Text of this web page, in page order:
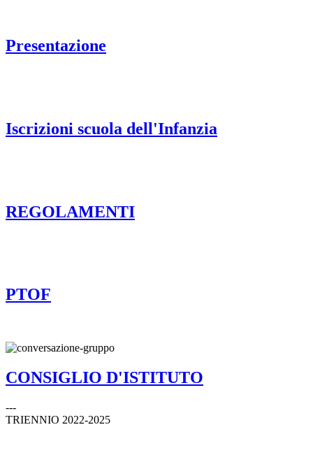
Presentazione
Iscrizioni scuola dell'Infanzia
REGOLAMENTI
PTOF
CONSIGLIO D'ISTITUTO
---
TRIENNIO 2022-2025